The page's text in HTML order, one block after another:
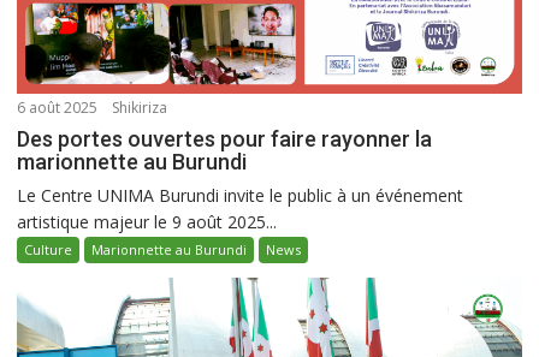
6 août 2025 Shikiriza
Des portes ouvertes pour faire rayonner la
marionnette au Burundi
Le Centre UNIMA Burundi invite le public à un événement
artistique majeur le 9 août 2025...
Culture Marionnette au Burundi News